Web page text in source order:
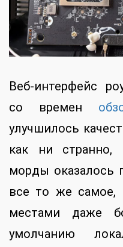
Веб-интерфейс
со времен
улучшилось
как ни странно,
морды оказалось
все то же самое,
местами даже
умолчанию